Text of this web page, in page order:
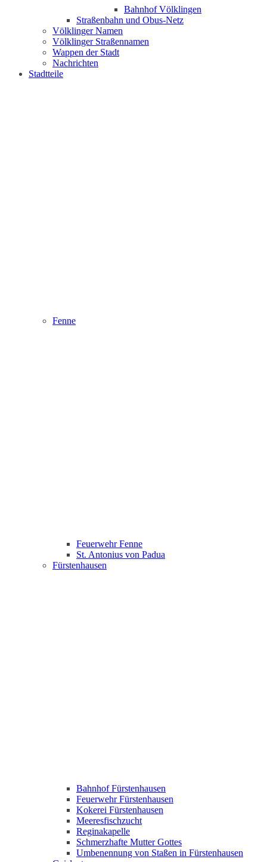
Bahnhof Völklingen
Straßenbahn und Obus-Netz
Völklinger Namen
Völklinger Straßennamen
Wappen der Stadt
Nachrichten
Stadtteile
Fenne
Feuerwehr Fenne
St. Antonius von Padua
Fürstenhausen
Bahnhof Fürstenhausen
Feuerwehr Fürstenhausen
Kokerei Fürstenhausen
Meeresfischzucht
Reginakapelle
Schmerzhafte Mutter Gottes
Umbenennung von Staßen in Fürstenhausen